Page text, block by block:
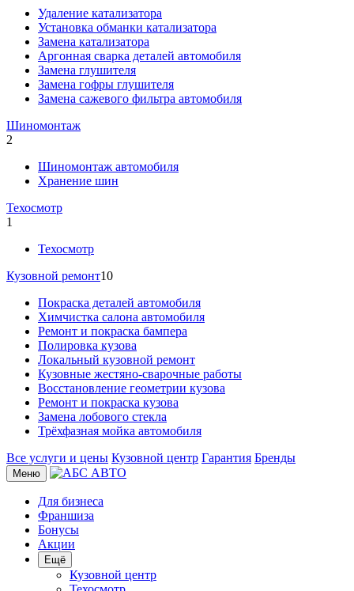
Удаление катализатора
Установка обманки катализатора
Замена катализатора
Аргонная сварка деталей автомобиля
Замена глушителя
Замена гофры глушителя
Замена сажевого фильтра автомобиля
Шиномонтаж
2
Шиномонтаж автомобиля
Хранение шин
Техосмотр
1
Техосмотр
Кузовной ремонт10
Покраска деталей автомобиля
Химчистка салона автомобиля
Ремонт и покраска бампера
Полировка кузова
Локальный кузовной ремонт
Кузовные жестяно-сварочные работы
Восстановление геометрии кузова
Ремонт и покраска кузова
Замена лобового стекла
Трёхфазная мойка автомобиля
Все услуги и цены Кузовной центр Гарантия Бренды
Меню
Для бизнеса
Франшиза
Бонусы
Акции
Ещё
Кузовной центр